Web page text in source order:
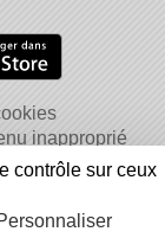
inapproprié
Connexion
contrôle sur ceux